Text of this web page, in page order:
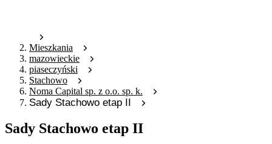
Mieszkania
mazowieckie
piaseczyński
Stachowo
Noma Capital sp. z o.o. sp. k.
Sady Stachowo etap II
Sady Stachowo etap II